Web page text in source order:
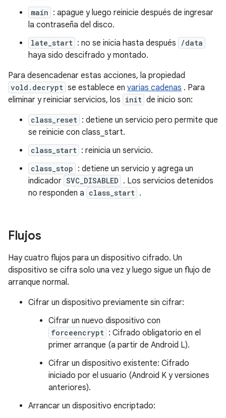
main : apague y luego reinicie después de ingresar
la contraseña del disco.
late_start : no se inicia hasta después /data
haya sido descifrado y montado.
Para desencadenar estas acciones, la propiedad
vold.decrypt se establece en varias cadenas . Para
eliminar y reiniciar servicios, los init de inicio son:
class_reset : detiene un servicio pero permite que
se reinicie con class_start.
class_start : reinicia un servicio.
class_stop : detiene un servicio y agrega un
indicador SVC_DISABLED . Los servicios detenidos
no responden a class_start .
Flujos
Hay cuatro flujos para un dispositivo cifrado. Un
dispositivo se cifra solo una vez y luego sigue un flujo de
arranque normal.
Cifrar un dispositivo previamente sin cifrar:
Cifrar un nuevo dispositivo con
forceencrypt : Cifrado obligatorio en el
primer arranque (a partir de Android L).
Cifrar un dispositivo existente: Cifrado
iniciado por el usuario (Android K y versiones
anteriores).
Arrancar un dispositivo encriptado: